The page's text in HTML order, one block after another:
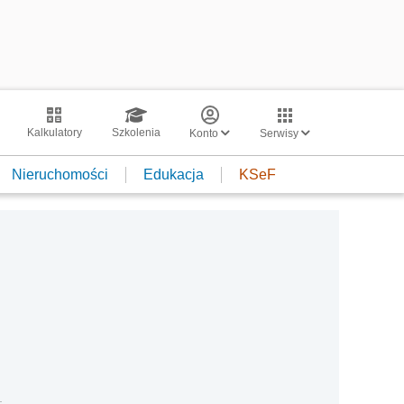
Kalkulatory Szkolenia Konto Serwisy
Nieruchomości Edukacja KSeF